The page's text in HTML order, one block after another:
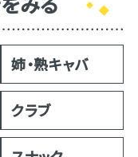
姉・熟キャバ
クラブ